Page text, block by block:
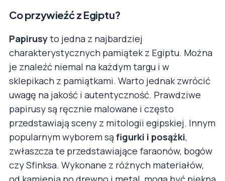
Co przywieźć z Egiptu?
Papirusyto jedna z najbardziej
charakterystycznych pamiątek z Egiptu. Można
je znaleźć niemal na każdym targu i w
sklepikach z pamiątkami. Warto jednak zwrócić
uwagę na jakość i autentyczność. Prawdziwe
papirusy są ręcznie malowane i często
przedstawiają sceny z mitologii egipskiej. Innym
popularnym wyborem są figurki i posążki,
zwłaszcza te przedstawiające faraonów, bogów
czy Sfinksa. Wykonane z różnych materiałów,